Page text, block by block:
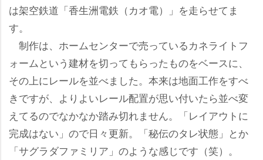
は架空鉄道「香生洲電鉄（カオ電）」を走らせてま
す。
制作は、ホームセンターで売っているカネライトフ
ォームという建材を切ってもらったものをベースに、
その上にレールを並べました。本来は地面工作をすべ
きですが、よりよいレール配置が思い付いたら並べ変
えてるのでなかなか踏み切れません。「レイアウトに
完成はない」ので日々更新。「秘伝のタレ状態」とか
「サグラダファミリア」のような感じです（笑）。